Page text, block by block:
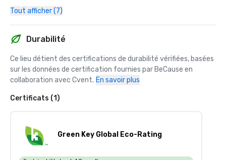
Tout afficher (7)
Durabilité
Ce lieu détient des certifications de durabilité vérifiées, basées
sur les données de certification fournies par BeCause en
collaboration avec Cvent. En savoir plus
Certificats (1)
Green Key Global Eco-Rating